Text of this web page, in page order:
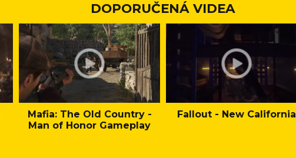
DOPORUČENÁ VIDEA
Mafia: The Old Country -
Man of Honor Gameplay
Fallout - New California